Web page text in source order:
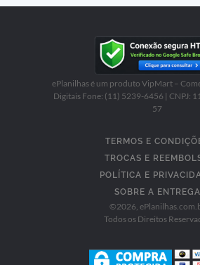
ePlanilhas é um produto VipMart –
Digitais Fone: (11) 5239-6456 | CNPJ:
57
TERMOS E
TROCAS E
POLÍTICA E
SOBRE A ENTREGA
©2026 ,
Todos os Direitos